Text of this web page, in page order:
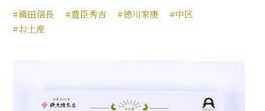
#織田信長 #豊臣秀吉 #徳川家康
#中区
#お土産